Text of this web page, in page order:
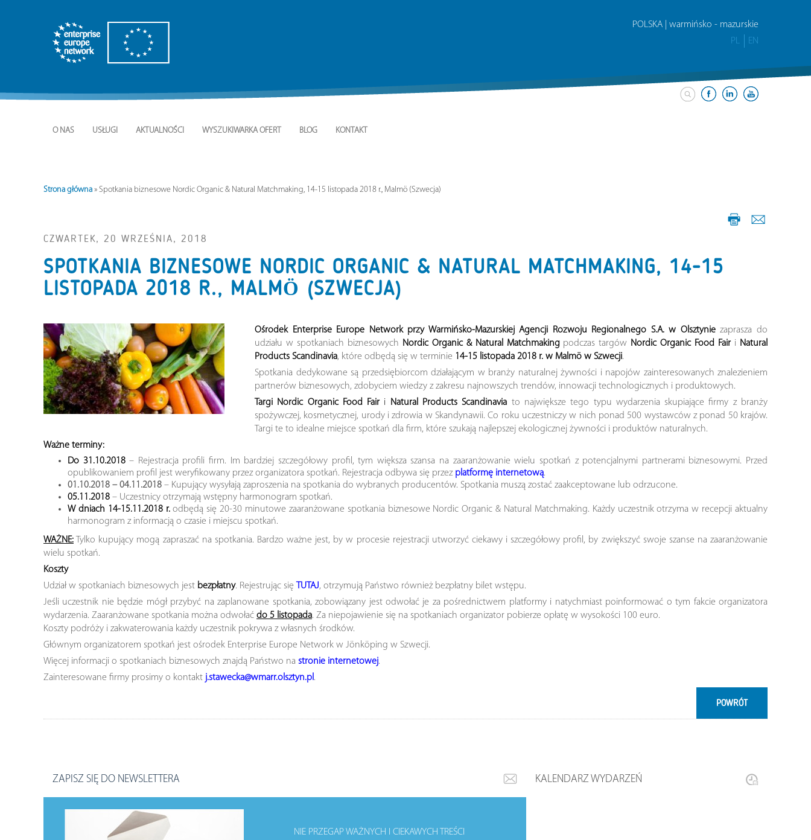
POLSKA | warmińsko - mazurskie
PL
EN
O NAS USŁUGI AKTUALNOŚCI WYSZUKIWARKA OFERT BLOG KONTAKT
Strona główna » Spotkania biznesowe Nordic Organic & Natural Matchmaking, 14-15 listopada 2018 r., Malmö (Szwecja)
CZWARTEK, 20 WRZEŚNIA, 2018
SPOTKANIA BIZNESOWE NORDIC ORGANIC & NATURAL MATCHMAKING, 14-15
LISTOPADA 2018 R., MALMÖ (SZWECJA)
Ośrodek Enterprise Europe Network przy Warmińsko-Mazurskiej Agencji Rozwoju Regionalnego S.A. w Olsztyniezaprasza do
udziału w spotkaniach biznesowych Nordic Organic & Natural Matchmaking podczas targów Nordic Organic Food Fair i Natural
Products Scandinavia, które odbędą się w terminie 14-15 listopada 2018 r. w Malmö w Szwecji.
Spotkania dedykowane są przedsiębiorcom działającym w branży naturalnej żywności i napojów zainteresowanych znalezieniem
partnerów biznesowych, zdobyciem wiedzy z zakresu najnowszych trendów, innowacji technologicznych i produktowych.
Targi Nordic Organic Food Fair i Natural Products Scandinavia to największe tego typu wydarzenia skupiające firmy z branży
spożywczej, kosmetycznej, urody i zdrowia w Skandynawii. Co roku uczestniczy w nich ponad 500 wystawców z ponad 50 krajów.
Targi te to idealne miejsce spotkań dla firm, które szukają najlepszej ekologicznej żywności i produktów naturalnych.
Ważne terminy:
Do 31.10.2018– Rejestracja profili firm. Im bardziej szczegółowy profil, tym większa szansa na zaaranżowanie wielu spotkań z potencjalnymi partnerami biznesowymi. Przed
opublikowaniem profil jest weryfikowany przez organizatora spotkań. Rejestracja odbywa się przez platformę internetową.
01.10.2018 – 04.11.2018 – Kupujący wysyłają zaproszenia na spotkania do wybranych producentów. Spotkania muszą zostać zaakceptowane lub odrzucone.
05.11.2018 – Uczestnicy otrzymają wstępny harmonogram spotkań.
W dniach 14-15.11.2018 r. odbędą się 20-30 minutowe zaaranżowane spotkania biznesowe Nordic Organic & Natural Matchmaking. Każdy uczestnik otrzyma w recepcji aktualny
harmonogram z informacją o czasie i miejscu spotkań.
WAŻNE: Tylko kupujący mogą zapraszać na spotkania. Bardzo ważne jest, by w procesie rejestracji utworzyć ciekawy i szczegółowy profil, by zwiększyć swoje szanse na zaaranżowanie
wielu spotkań.
Koszty
Udział w spotkaniach biznesowych jest bezpłatny. Rejestrując się TUTAJ, otrzymują Państwo również bezpłatny bilet wstępu.
Jeśli uczestnik nie będzie mógł przybyć na zaplanowane spotkania, zobowiązany jest odwołać je za pośrednictwem platformy i natychmiast poinformować o tym fakcie organizatora
wydarzenia. Zaaranżowane spotkania można odwołać do 5 listopada. Za niepojawienie się na spotkaniach organizator pobierze opłatę w wysokości 100 euro.
Koszty podróży i zakwaterowania każdy uczestnik pokrywa z własnych środków.
Głównym organizatorem spotkań jest ośrodek Enterprise Europe Network w Jönköping w Szwecji.
Więcej informacji o spotkaniach biznesowych znajdą Państwo na stronie internetowej.
Zainteresowane firmy prosimy o kontakt j.stawecka@wmarr.olsztyn.pl .
POWRÓT
ZAPISZ SIĘ DO NEWSLETTERA
NIE PRZEGAP WAŻNYCH I CIEKAWYCH TREŚCI
KALENDARZ WYDARZEŃ